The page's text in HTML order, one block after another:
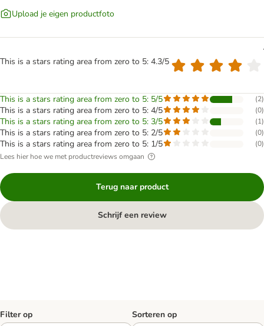
Upload je eigen productfoto
This is a stars rating area from zero to 5: 4.3/5
This is a stars rating area from zero to 5: 5/5 (2)
This is a stars rating area from zero to 5: 4/5 (0)
This is a stars rating area from zero to 5: 3/5 (1)
This is a stars rating area from zero to 5: 2/5 (0)
This is a stars rating area from zero to 5: 1/5 (0)
Lees hier hoe we met productreviews omgaan
Terug naar product
Schrijf een review
Filter op Sorteren op